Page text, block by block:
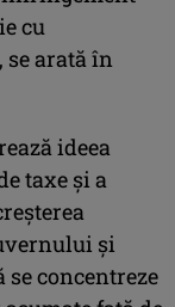
cu
se arată în
ideea
taxe şi a
şi
concentreze